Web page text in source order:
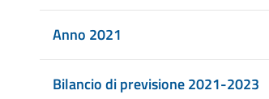
Anno 2021
Bilancio di previsione 2021-2023